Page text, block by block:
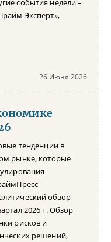
события недели –
Эксперт»,
26 Июня 2026
тенденции в
рынке, которые
обзор
2026 г. Обзор
рисков и
решений,